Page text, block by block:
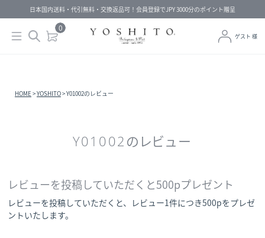
日本国内送料・代引無料・交換返品可！会員登録でJPY 3000分のポイント贈呈
0
ゲスト 様
HOME YOSHITO Y01002のレビュー
Y01002のレビュー
レビューを投稿していただくと500pプレゼント
レビューを投稿していただくと、レビュー1件につき500pをプレゼ
ントいたします。